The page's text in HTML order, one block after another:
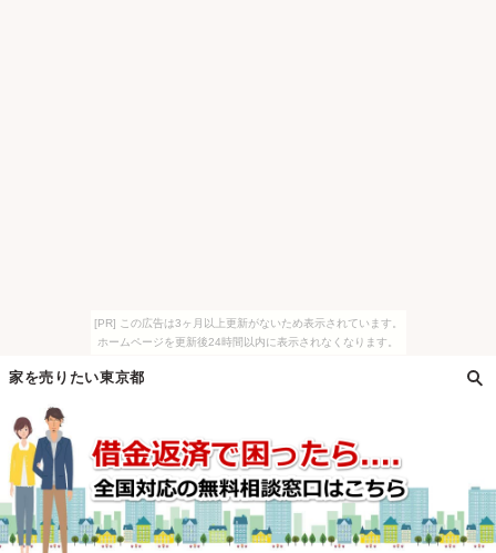
[PR] この広告は3ヶ月以上更新がないため表示されています。
ホームページを更新後24時間以内に表示されなくなります。
家を売りたい東京都